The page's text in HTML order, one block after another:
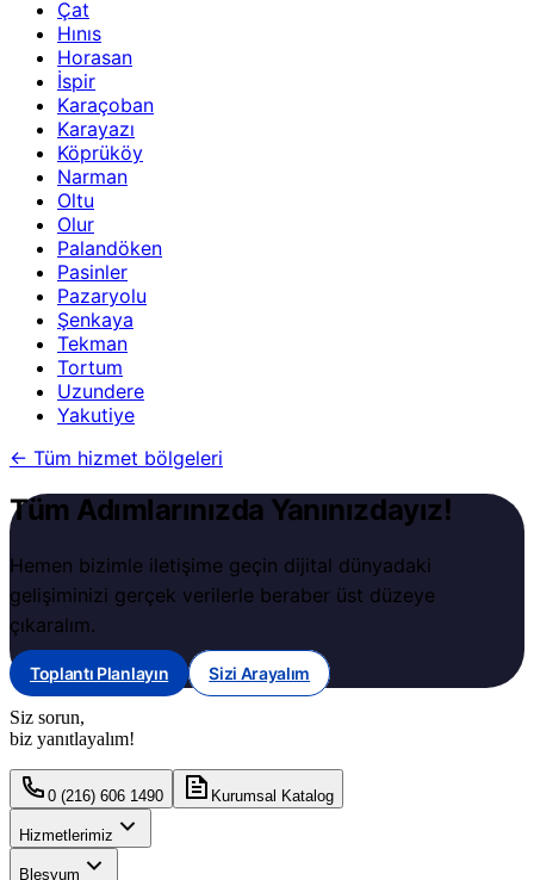
Çat
Hınıs
Horasan
İspir
Karaçoban
Karayazı
Köprüköy
Narman
Oltu
Olur
Palandöken
Pasinler
Pazaryolu
Şenkaya
Tekman
Tortum
Uzundere
Yakutiye
← Tüm hizmet bölgeleri
Tüm Adımlarınızda Yanınızdayız!
Hemen bizimle iletişime geçin dijital dünyadaki
gelişiminizi gerçek verilerle beraber üst düzeye
çıkaralım.
Toplantı Planlayın Sizi Arayalım
Siz sorun,
biz yanıtlayalım!
0 (216) 606 1490 Kurumsal Katalog
Hizmetlerimiz
Blesyum